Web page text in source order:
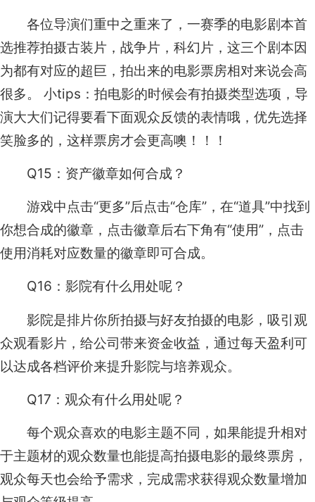
各位导演们重中之重来了，一赛季的电影剧本首
选推荐拍摄古装片，战争片，科幻片，这三个剧本因
为都有对应的超巨，拍出来的电影票房相对来说会高
很多。 小tips：拍电影的时候会有拍摄类型选项，导
演大大们记得要看下面观众反馈的表情哦，优先选择
笑脸多的，这样票房才会更高噢！！！
Q15：资产徽章如何合成？
游戏中点击“更多”后点击“仓库”，在“道具”中找到
你想合成的徽章，点击徽章后右下角有“使用”，点击
使用消耗对应数量的徽章即可合成。
Q16：影院有什么用处呢？
影院是排片你所拍摄与好友拍摄的电影，吸引观
众观看影片，给公司带来资金收益，通过每天盈利可
以达成各档评价来提升影院与培养观众。
Q17：观众有什么用处呢？
每个观众喜欢的电影主题不同，如果能提升相对
于主题材的观众数量也能提高拍摄电影的最终票房，
观众每天也会给予需求，完成需求获得观众数量增加